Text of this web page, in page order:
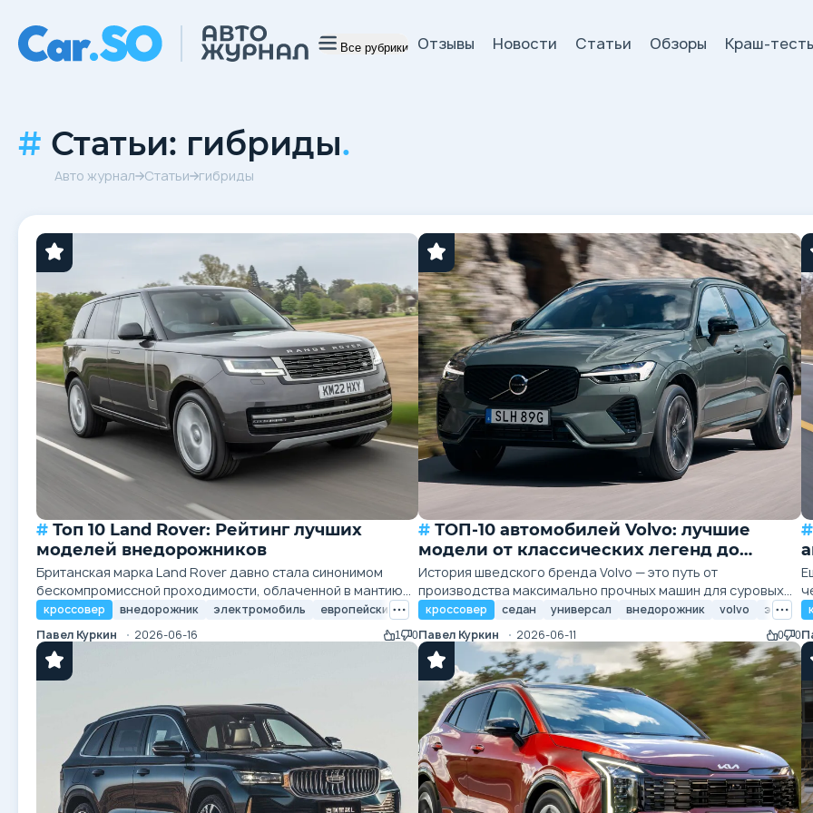
Все рубрики Отзывы Новости Статьи Обзоры Краш-
Статьи: гибриды.
Авто журнал Статьи гибриды
моделей внедорожников
Британская марка Land Rover давно стала синонимом
бескомпромиссной проходимости, облаченной в мантию
исключительной роскоши. История бренда, начавшаяся в
послевоенной Британии с утилитарного транспортного
средства для фермеров, трансформировалась в создание
автомобилей, которые выбирают монархи, искатели
приключений и бизнесмены по всему миру....
кроссовер внедорожник электромобиль европейские автомобили гибриды land rover land rover defender land rover
Павел Куркин
2026-06-16 1 0
ТОП-10 автомобилей Volvo: лучшие
модели от классических легенд до
современных лидеров
История шведского бренда Volvo — это путь от
производства максимально прочных машин для суровых
дорог Скандинавии до создания эталона автомобильной
безопасности и современного премиального комфорта. На
протяжении десятилетий компания Volvo Cars
придерживалась философии, в центре которой стоит
человек, его защищенность и удобство. В этом рейтинге...
кроссовер седан универсал внедорожник volvo
Павел Куркин
2026-06-11 0 0
ТОП-7 моделей Genesis: рейтинг лучших